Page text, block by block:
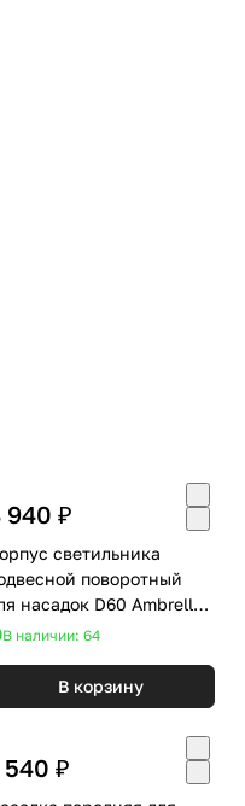
940 ₽
светильника
поворотный
насадок D60 Ambrella
Spot C9006
В наличии: 64
В корзину
540 ₽